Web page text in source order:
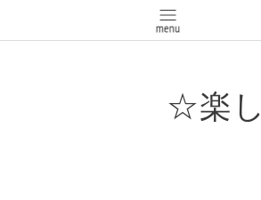
☆楽